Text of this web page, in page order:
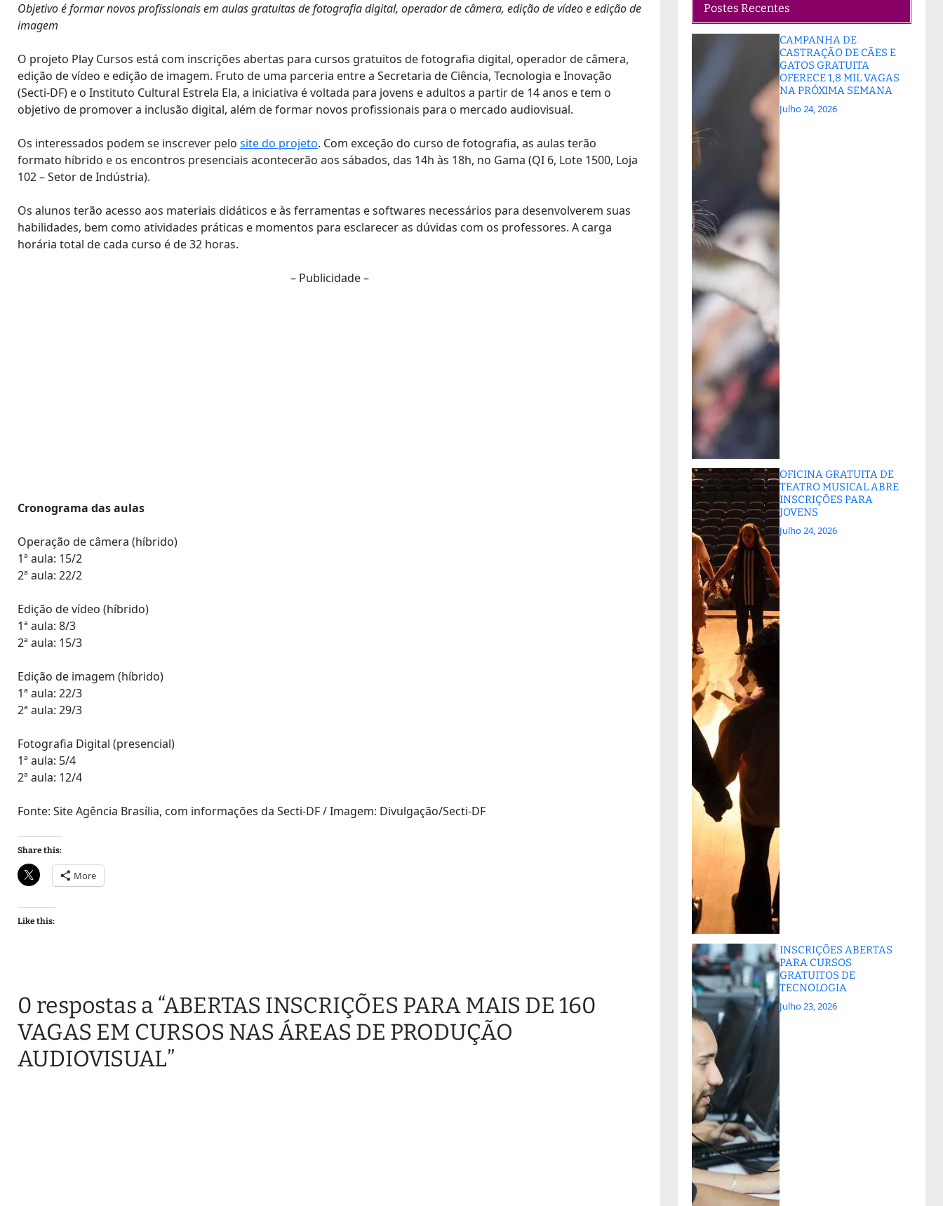
Objetivo é formar novos profissionais em aulas gratuitas de fotografia digital, operador de câmera, edição de vídeo e edição de
imagem
O projeto Play Cursos está com inscrições abertas para cursos gratuitos de fotografia digital, operador de câmera,
edição de vídeo e edição de imagem. Fruto de uma parceria entre a Secretaria de Ciência, Tecnologia e Inovação
(Secti-DF) e o Instituto Cultural Estrela Ela, a iniciativa é voltada para jovens e adultos a partir de 14 anos e tem o
objetivo de promover a inclusão digital, além de formar novos profissionais para o mercado audiovisual.
Os interessados podem se inscrever pelo site do projeto. Com exceção do curso de fotografia, as aulas terão
formato híbrido e os encontros presenciais acontecerão aos sábados, das 14h às 18h, no Gama (QI 6, Lote 1500, Loja
102 – Setor de Indústria).
Os alunos terão acesso aos materiais didáticos e às ferramentas e softwares necessários para desenvolverem suas
habilidades, bem como atividades práticas e momentos para esclarecer as dúvidas com os professores. A carga
horária total de cada curso é de 32 horas.
– Publicidade –
Cronograma das aulas
Operação de câmera (híbrido)
1ª aula: 15/2
2ª aula: 22/2
Edição de vídeo (híbrido)
1ª aula: 8/3
2ª aula: 15/3
Edição de imagem (híbrido)
1ª aula: 22/3
2ª aula: 29/3
Fotografia Digital (presencial)
1ª aula: 5/4
2ª aula: 12/4
Fonte: Site Agência Brasília, com informações da Secti-DF / Imagem: Divulgação/Secti-DF
Share this:
More
Like this:
0 respostas a “ABERTAS INSCRIÇÕES PARA MAIS DE 160
VAGAS EM CURSOS NAS ÁREAS DE PRODUÇÃO
AUDIOVISUAL”
Postes Recentes
CAMPANHA DE
CASTRAÇÃO DE CÃES E
GATOS GRATUITA
OFERECE 1,8 MIL VAGAS
NA PRÓXIMA SEMANA
Julho 24, 2026
OFICINA GRATUITA DE
TEATRO MUSICAL ABRE
INSCRIÇÕES PARA
JOVENS
Julho 24, 2026
INSCRIÇÕES ABERTAS
PARA CURSOS
GRATUITOS DE
TECNOLOGIA
Julho 23, 2026